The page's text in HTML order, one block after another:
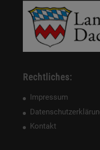
Rechtliches:
Impressum
Kontakt